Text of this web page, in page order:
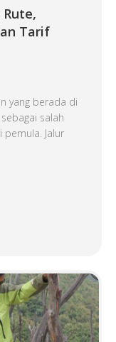
Tarif
yang berada di
salah
pemula. Jalur